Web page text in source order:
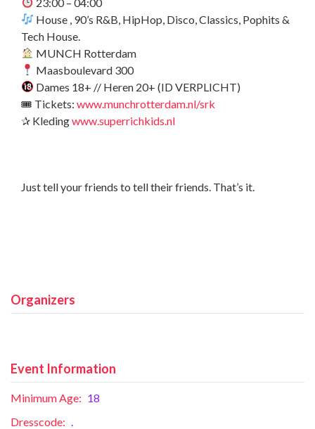
House , 90’s R&B, HipHop, Disco, Classics, Pophits &
Tech House.
MUNCH Rotterdam
Maasboulevard 300
Dames 18+ // Heren 20+ (ID VERPLICHT)
🎟 Tickets: www.munchrotterdam.nl/srk
✰ Kledingwww.superrichkids.nl
Just tell your friends to tell their friends. That’s it.
Organizers
Event Information
Minimum Age: 18
Dresscode: